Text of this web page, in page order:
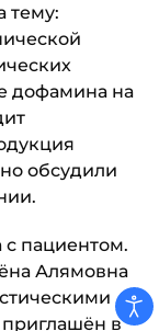
тему:
дофамина на
обсудили
с пациентом.
Алямовна
в